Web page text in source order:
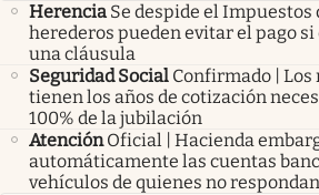
Herencia Se despide el Impuestos
herederos pueden evitar el pago
una cláusula
Seguridad Social Confirmado | Los
tienen los años de cotización
100% de la jubilación
Atención Oficial | Hacienda
automáticamente las cuentas
vehículos de quienes no